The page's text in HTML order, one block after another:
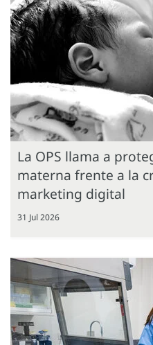
La OPS llama a
materna frente a la
marketing digital
31 Jul 2026